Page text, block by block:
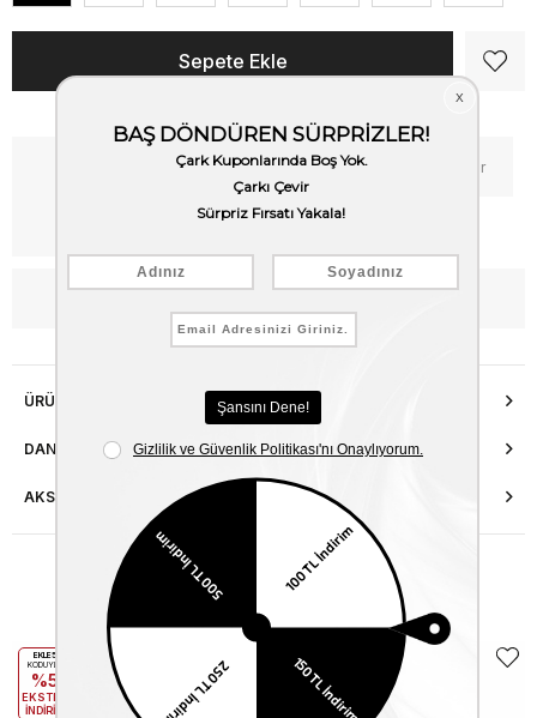
Fiyat Düşünce Haber Ver
ÜRÜN ÖZELLIKLERI
DANIŞMA HATTI
AKSESUAR ONARIMI
Benzer Ürünler
EKLE5
KODUYLA
%5
EKSTRA
İNDİRİM
KODUYLA
%5
EKSTRA